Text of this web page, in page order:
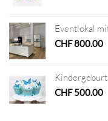
Eventlokal
CHF800.00
CHF500.00